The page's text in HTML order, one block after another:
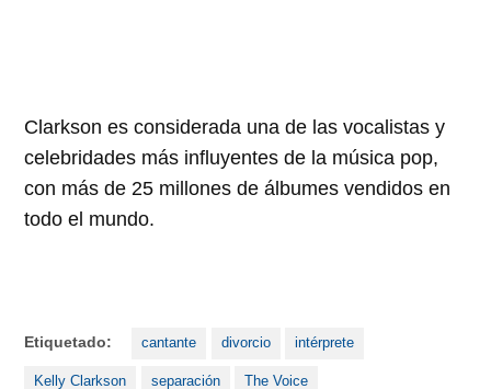
Clarkson es considerada una de las vocalistas y
celebridades más influyentes de la música pop,
con más de 25 millones de álbumes vendidos en
todo el mundo.
Etiquetado: cantante divorcio intérprete
Kelly Clarkson separación The Voice